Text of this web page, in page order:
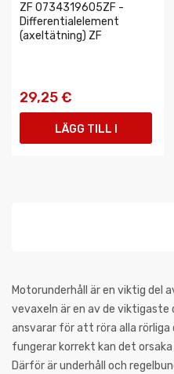
ZF 0734319605ZF -
Differentialelement
(axeltätning) ZF
29,25 €
LÄGG TILL I
Motorunderhåll är en viktig del
vevaxeln är en av de viktigaste
ansvarar för att röra alla rörliga
fungerar korrekt kan det
Därför är underhåll och